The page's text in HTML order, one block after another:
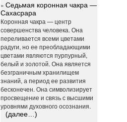
»Седьмая коронная чакра —
Сахасрара
Коронная чакра — центр
совершенства человека. Она
переливается всеми цветами
радуги, но ее преобладающими
цветами являются пурпурный,
белый и золотой. Она является
безграничным хранилищем
знаний, а период ее развития
бесконечен. Она символизирует
просвещение и связь с высшими
уровнями духовного осознания.
(далее…)